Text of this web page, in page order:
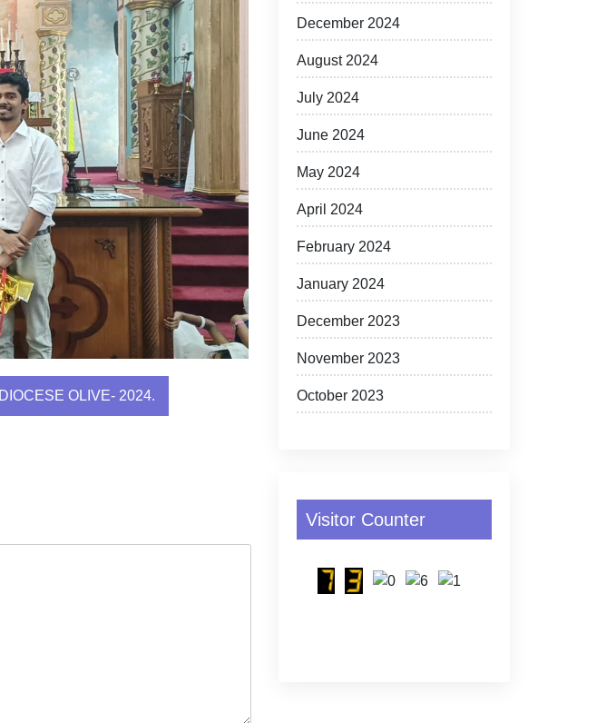
OLIVE- 2024.
December 2024
August 2024
July 2024
June 2024
May 2024
April 2024
February 2024
January 2024
December 2023
November 2023
October 2023
Visitor Counter